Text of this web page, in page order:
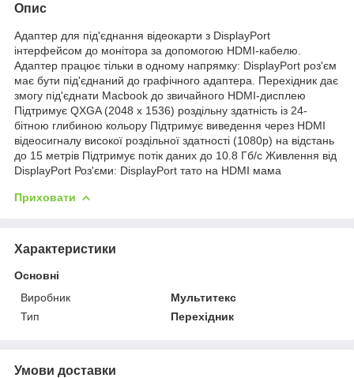
Опис
Адаптер для під'єднання відеокарти з DisplayPort
інтерфейсом до монітора за допомогою HDMI-кабелю.
Адаптер працює тільки в одному напрямку: DisplayPort роз'єм
має бути під'єднаний до графічного адаптера. Перехідник дає
змогу під'єднати Macbook до звичайного HDMI-дисплею
Підтримує QXGA (2048 х 1536) роздільну здатність із 24-
бітною глибиною кольору Підтримує виведення через HDMI
відеосигналу високої роздільної здатності (1080p) на відстань
до 15 метрів Підтримує потік даних до 10.8 Гб/с Живлення від
DisplayPort Роз'єми: DisplayPort тато на HDMI мама
Приховати
Характеристики
Основні
Виробник
Мультитекс
Тип
Перехідник
Умови доставки